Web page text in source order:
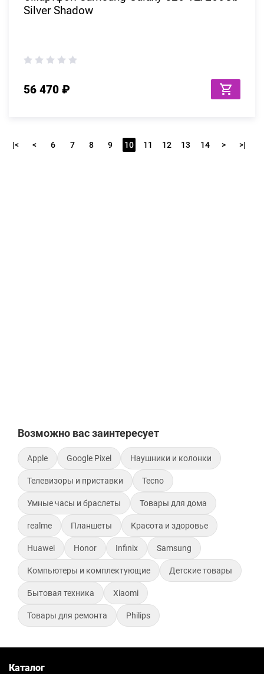
Silver Shadow
56 470 ₽
|< < 6 7 8 9 10 11 12 13 14 > >|
Возможно вас заинтересует
Apple Google Pixel Наушники и колонки
Телевизоры и приставки Tecno
Умные часы и браслеты Товары для дома
realme Планшеты Красота и здоровье
Huawei Honor Infinix Samsung
Компьютеры и комплектующие Детские товары
Бытовая техника Xiaomi
Товары для ремонта Philips
Каталог